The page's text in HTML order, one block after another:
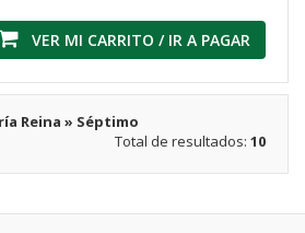
VER MI CARRITO / IR A PAGAR
Reina » Séptimo
Total de resultados: 10